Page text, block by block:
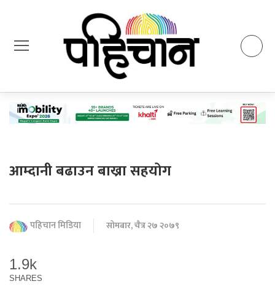
आम्दानी बढाउन बाख्रा सहयोग
पहिचान मिडिया सोमबार, चैत्र २७ २०७९
1.9k
SHARES